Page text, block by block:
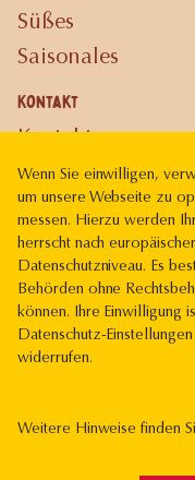
Süßes
Saisonales
Kontakt
Kontakt
Impressum
Datenschutz
Wenn Sie einwilligen,
um unsere Webseite zu
messen. Hierzu werden
herrscht nach
Datenschutzniveau. Es
Behörden ohne
können. Ihre Einwilligung
Datenschutz-
widerrufen.
Weitere Hinweise finden